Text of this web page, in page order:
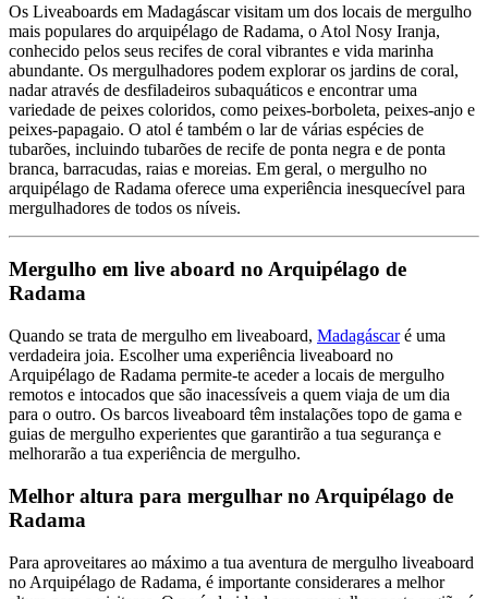
Os Liveaboards em Madagáscar visitam um dos locais de mergulho
mais populares do arquipélago de Radama, o Atol Nosy Iranja,
conhecido pelos seus recifes de coral vibrantes e vida marinha
abundante. Os mergulhadores podem explorar os jardins de coral,
nadar através de desfiladeiros subaquáticos e encontrar uma
variedade de peixes coloridos, como peixes-borboleta, peixes-anjo e
peixes-papagaio. O atol é também o lar de várias espécies de
tubarões, incluindo tubarões de recife de ponta negra e de ponta
branca, barracudas, raias e moreias. Em geral, o mergulho no
arquipélago de Radama oferece uma experiência inesquecível para
mergulhadores de todos os níveis.
Mergulho em live aboard no Arquipélago de
Radama
Quando se trata de mergulho em liveaboard, Madagáscaré uma
verdadeira joia. Escolher uma experiência liveaboard no
Arquipélago de Radama permite-te aceder a locais de mergulho
remotos e intocados que são inacessíveis a quem viaja de um dia
para o outro. Os barcos liveaboard têm instalações topo de gama e
guias de mergulho experientes que garantirão a tua segurança e
melhorarão a tua experiência de mergulho.
Melhor altura para mergulhar no Arquipélago de
Radama
Para aproveitares ao máximo a tua aventura de mergulho liveaboard
no Arquipélago de Radama, é importante considerares a melhor